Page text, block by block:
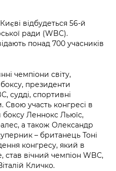
що
КМВА
громадян
міста
ділянки
доступом
публічну
дій чи
інформації
та анонси від
/
запит /
воєнного
of
law
відбудеться 56-й
ради (WBC).
понад 700 учасників
чемпіони світу,
боксу, президенти
судді, спортивні
участь конгресі в
боксу Леннокс Льюїс,
а також Олександр
– британець Тоні
конгресу, який в
став вічний чемпіон WBC,
Кличко.